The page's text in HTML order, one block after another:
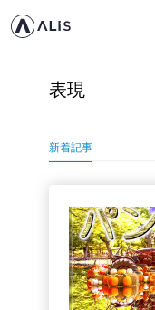
表現
新着記事